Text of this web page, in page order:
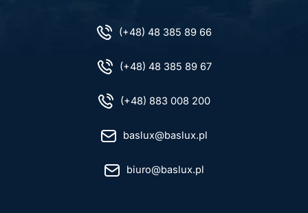
(+48) 48 385 89 66
(+48) 48 385 89 67
(+48) 883 008 200
baslux@baslux.pl
biuro@baslux.pl